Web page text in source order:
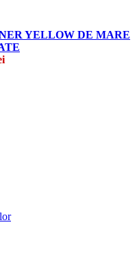
YELLOW DE MARE